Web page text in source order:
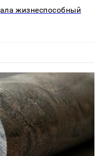
жизнеспособный